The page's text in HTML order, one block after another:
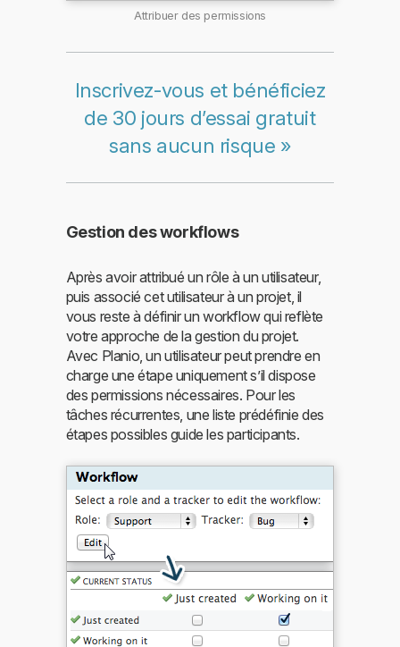
Attribuer des permissions
Inscrivez-vous et bénéficiez
de 30 jours d’essai gratuit
sans aucun risque »
Gestion des workflows
Après avoir attribué un rôle à un utilisateur,
puis associé cet utilisateur à un projet, il
vous reste à définir un workflow qui reflète
votre approche de la gestion du projet.
Avec Planio, un utilisateur peut prendre en
charge une étape uniquement s’il dispose
des permissions nécessaires. Pour les
tâches récurrentes, une liste prédéfinie des
étapes possibles guide les participants.